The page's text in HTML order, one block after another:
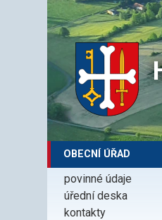
OBECNÍ ÚŘAD
povinné údaje
úřední deska
kontakty